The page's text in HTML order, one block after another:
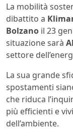
La mobilità
dibattito a
Bolzano il 23
situazione sarà
settore
La sua grande
spostamenti
che riduca
più efficienti e
dell’ambiente.